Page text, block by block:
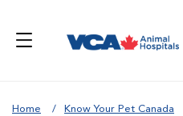
Home Know Your Pet Canada